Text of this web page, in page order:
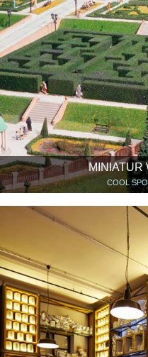
MINIATUR
COOL